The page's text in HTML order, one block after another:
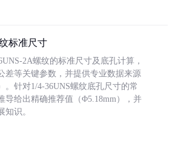
标准尺寸
2A螺纹的标准尺寸及底孔计算，
差等关键参数，并提供专业数据来源
。针对1/4-36UNS螺纹底孔尺寸的常
导给出精确推荐值（Φ5.18mm），并
知识。